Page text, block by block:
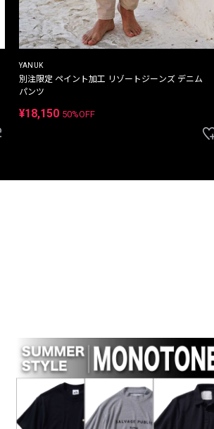
YANUK
別注限定 ペイント加工 リゾートジーンズ デニム
パンツ
¥18,150 50%OFF